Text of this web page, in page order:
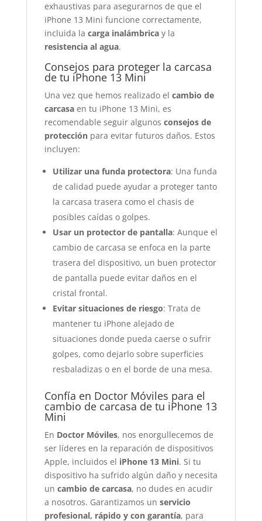
exhaustivas para asegurarnos de que el
iPhone 13 Mini funcione correctamente,
incluida la carga inalámbricay la
resistencia al agua.
Consejos para proteger la carcasa
de tu iPhone 13 Mini
Una vez que hemos realizado el cambio de
carcasaen tu iPhone 13 Mini, es
recomendable seguir algunos consejos de
protecciónpara evitar futuros daños. Estos
incluyen:
Utilizar una funda protectora: Una funda
de calidad puede ayudar a proteger tanto
la carcasa trasera como el chasis de
posibles caídas o golpes.
Usar un protector de pantalla: Aunque el
cambio de carcasa se enfoca en la parte
trasera del dispositivo, un buen protector
de pantalla puede evitar daños en el
cristal frontal.
Evitar situaciones de riesgo: Trata de
mantener tu iPhone alejado de
situaciones donde pueda caerse o sufrir
golpes, como dejarlo sobre superficies
resbaladizas o en el borde de una mesa.
Confía en Doctor Móviles para el
cambio de carcasa de tu iPhone 13
Mini
En Doctor Móviles, nos enorgullecemos de
ser líderes en la reparación de dispositivos
Apple, incluidos el iPhone 13 Mini. Si tu
dispositivo ha sufrido algún daño y necesita
un cambio de carcasa, no dudes en acudir
a nosotros. Garantizamos un servicio
profesional, rápido y con garantía, para